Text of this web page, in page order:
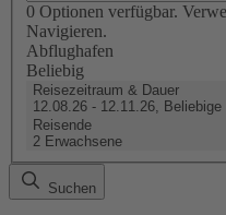
0 Optionen verfügbar.
Navigieren.
Abflughafen
Beliebig
Reisezeitraum & Dauer
12.08.26 - 12.11.26, Beliebige
Reisende
2 Erwachsene
Suchen